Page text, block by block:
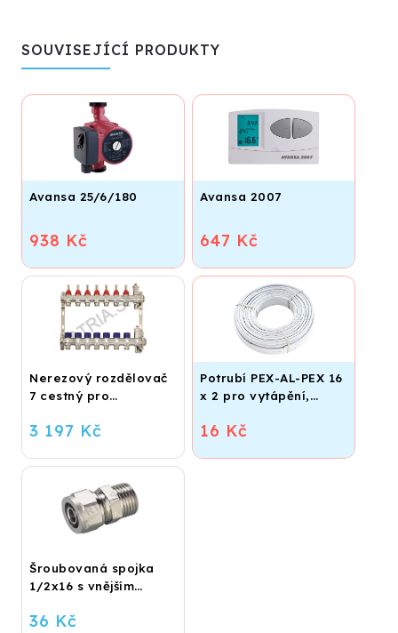
SOUVISEJÍCÍ PRODUKTY
Avansa 25/6/180
938 Kč
Avansa 2007
647 Kč
Nerezový rozdělovač
7 cestný pro
3 197 Kč
Potrubí PEX-AL-PEX 16
x 2 pro vytápění,
vodu
16 Kč
Šroubovaná spojka
1/2x16 s vnějším
36 Kč